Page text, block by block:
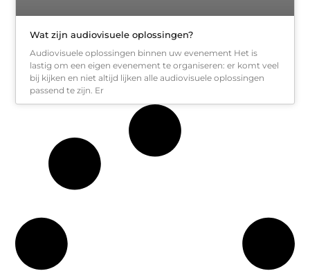
Wat zijn audiovisuele oplossingen?
Audiovisuele oplossingen binnen uw evenement Het is
lastig om een eigen evenement te organiseren: er komt veel
bij kijken en niet altijd lijken alle audiovisuele oplossingen
passend te zijn. Er